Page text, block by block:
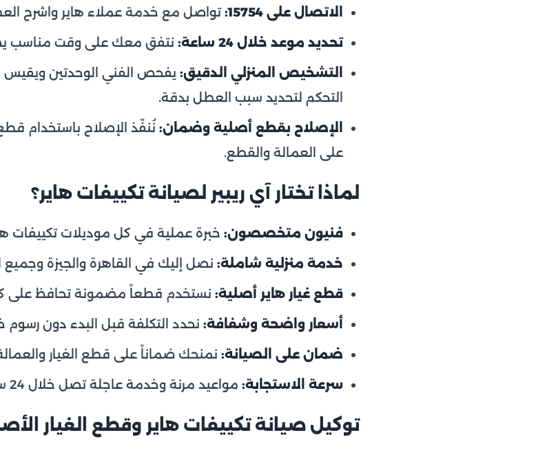
الاتصال على 15754:
تواصل مع خدمة عملاء هاير واشرح
تحديد موعد خلال 24 ساعة:
نتفق معك على وقت مناسب
التشخيص المنزلي الدقيق: يفحص الفني الوحدتين ويقيس
التحكم لتحديد سبب العطل بدقة.
الإصلاح بقطع أصلية وضمان: نُنفّذ الإصلاح باستخدام
على العمالة والقطع.
لماذا تختار آي ريبير لصيانة تكييفات هاير؟
فنيون متخصصون: خبرة عملية في كل موديلات تكييفات
خدمة منزلية شاملة: نصل إليك في القاهرة والجيزة
قطع غيار هاير أصلية: نستخدم قطعاً مضمونة تحافظ على
أسعار واضحة وشفافة: نحدد التكلفة قبل البدء دون رسوم
ضمان على الصيانة: نمنحك ضماناً على قطع الغيار
سرعة الاستجابة: مواعيد مرنة وخدمة عاجلة تصل خلال 24 ساعة من طلبك.
توكيل صيانة تكييفات هاير وقطع الغيار